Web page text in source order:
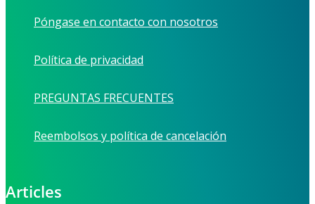
Póngase en contacto con nosotros
Política de privacidad
PREGUNTAS FRECUENTES
Reembolsos y política de cancelación
Articles